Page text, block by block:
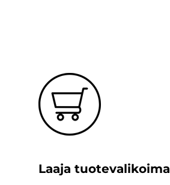
Laaja tuotevalikoima